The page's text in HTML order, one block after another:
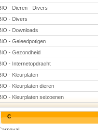
- Dieren - Divers
- Divers
- Downloads
- Geleedpotigen
- Gezondheid
- Internetopdracht
- Kleurplaten
- Kleurplaten dieren
- Kleurplaten seizoenen
C